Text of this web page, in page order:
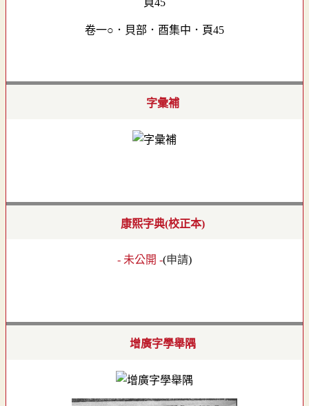
卷一○．貝部．酉集中．頁45
字彙補
康熙字典(校正本)
- 未公開 -(申請)
增廣字學舉隅